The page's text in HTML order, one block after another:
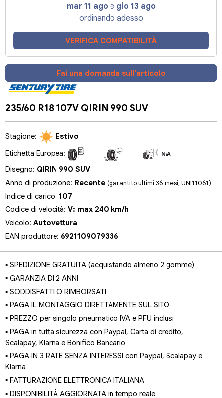
mar 11 ago e gio 13 ago
ordinando adesso
VERIFICA COMPATIBILITÀ
Fai una domanda sull'articolo
235/60 R18 107V QIRIN 990 SUV
Stagione:
Estivo
Etichetta Europea:
N/A
Disegno: QIRIN 990 SUV
Anno di produzione: Recente(garantito ultimi 36 mesi, UNI11061)
Indice di carico:107
Codice di velocità:V: max 240 km/h
Veicolo:Autovettura
EAN produttore: 6921109079336
▪ SPEDIZIONE GRATUITA (acquistando almeno 2 gomme)
▪ GARANZIA DI 2 ANNI
▪ SODDISFATTI O RIMBORSATI
▪ PAGA IL MONTAGGIO DIRETTAMENTE SUL SITO
▪ PREZZO per singolo pneumatico IVA e PFU inclusi
▪ PAGA in tutta sicurezza con Paypal, Carta di credito,
Scalapay, Klarna e Bonifico Bancario
▪ PAGA IN 3 RATE SENZA INTERESSI con Paypal, Scalapay e
Klarna
▪ FATTURAZIONE ELETTRONICA ITALIANA
▪ DISPONIBILITÀ AGGIORNATA in tempo reale